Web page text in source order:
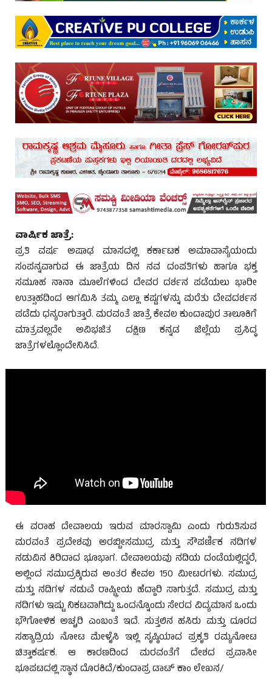
ವಾರ್ಷಿಕ ಜಾತ್ರೆ:
ಪ್ರತಿ ವರ್ಷ ಅಷಾಢ ಮಾಸದಲ್ಲಿ ಕರ್ಕಾಟಕ ಅಮಾವಾಸ್ಯೆಯಂದು
ಸಂಪನ್ನವಾಗುವ ಈ ಜಾತ್ರೆಯ ದಿನ ನವ ದಂಪತಿಗಳು ಹಾಗೂ ಭಕ್ತ
ಸಮೂಹ ನಾನಾ ಮೂಲೆಗಳಿಂದ ದೇವರ ದರ್ಶನ ಪಡೆಯಲು ಭಾರೀ
ಉತ್ಸಾಹದಿಂದ ಆಗಮಿಸಿ ತಮ್ಮ ಎಲ್ಲಾ ಕಷ್ಟಗಳನ್ನು ಮರೆತು ದೇವದರ್ಶನ
ಪಡೆದು ಧನ್ಯರಾಗುತ್ತಾರೆ. ಮರವಂತೆ ಜಾತ್ರೆ ಕೇವಲ ಕುಂದಾಪುರ ತಾಲೂಕಿಗೆ
ಮಾತ್ರವಲ್ಲದೇ ಅವಿಭಜಿತ ದಕ್ಷಿಣ ಕನ್ನಡ ಜಿಲ್ಲೆಯ ಪ್ರಸಿದ್ಧ
ಜಾತ್ರೆಗಳಲ್ಲೊಂದೇನಿಸಿದೆ.
ಈ ವರಾಹ ದೇವಾಲಯ ಇರುವ ಮಾರಸ್ವಾಮಿ ಎಂದು ಗುರುತಿಸುವ
ಮರವಂತೆ ಪ್ರದೇಶವು ಅರಬ್ಬೀಸಮುದ್ರ ಮತ್ತು ಸೌಪರ್ಣಿಕ ನದಿಗಳ
ನಡುವಿನ ಕಿರಿದಾದ ಭೂಭಾಗ. ದೇವಾಲಯವು ನದಿಯ ದಂಡೆಯಲ್ಲಿದ್ದರೆ,
ಅಲ್ಲಿಂದ ಸಮುದ್ರಕ್ಕಿರುವ ಅಂತರ ಕೇವಲ 150 ಮೀಟರಗಳು. ಸಮುದ್ರ
ಮತ್ತು ನದಿಗಳ ನಡುವೆ ರಾಷ್ಟ್ರೀಯ ಹೆದ್ದಾರಿ ಸಾಗುತ್ತದೆ. ಸಮುದ್ರ ಮತ್ತು
ನದಿಗಳು ಇಷ್ಟು ನಿಕಟವಾಗಿದ್ದು ಒಂದನ್ನೊಂದು ಸೇರದ ವಿದ್ಯಮಾನ ಒಂದು
ಭೌಗೋಳಿಕ ಅಚ್ಚರಿ ಎಂಬಂತೆ ಇದೆ. ಸುತ್ತಲಿನ ಹಸಿರು ಮತ್ತು ದೂರದ
ಸಹ್ಯಾದ್ರಿಯ ನೋಟ ಮೇಳೈಸಿ ಇಲ್ಲಿ ಸೃಷ್ಠಿಯಾದ ಪ್ರಕೃತಿ ರಮ್ಯನೋಟ
ಚಿತ್ತಾಕರ್ಷಕ. ಆ ಕಾರಣದಿಂದ ಮರವಂತೆಗೆ ದೇಶದ ಪ್ರವಾಸೀ
ಭೂಪಟದಲ್ಲಿ ಸ್ಥಾನ ದೊರಕಿದೆ/ಕುಂದಾಪ್ರ ಡಾಟ್ ಕಾಂ ಲೇಖನ/